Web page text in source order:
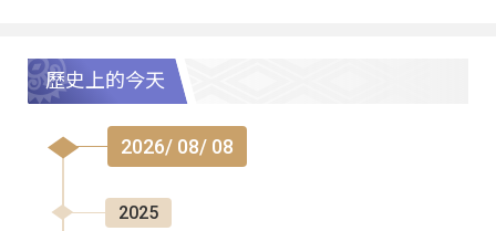
歷史上的今天
2026/ 08/ 08
2025